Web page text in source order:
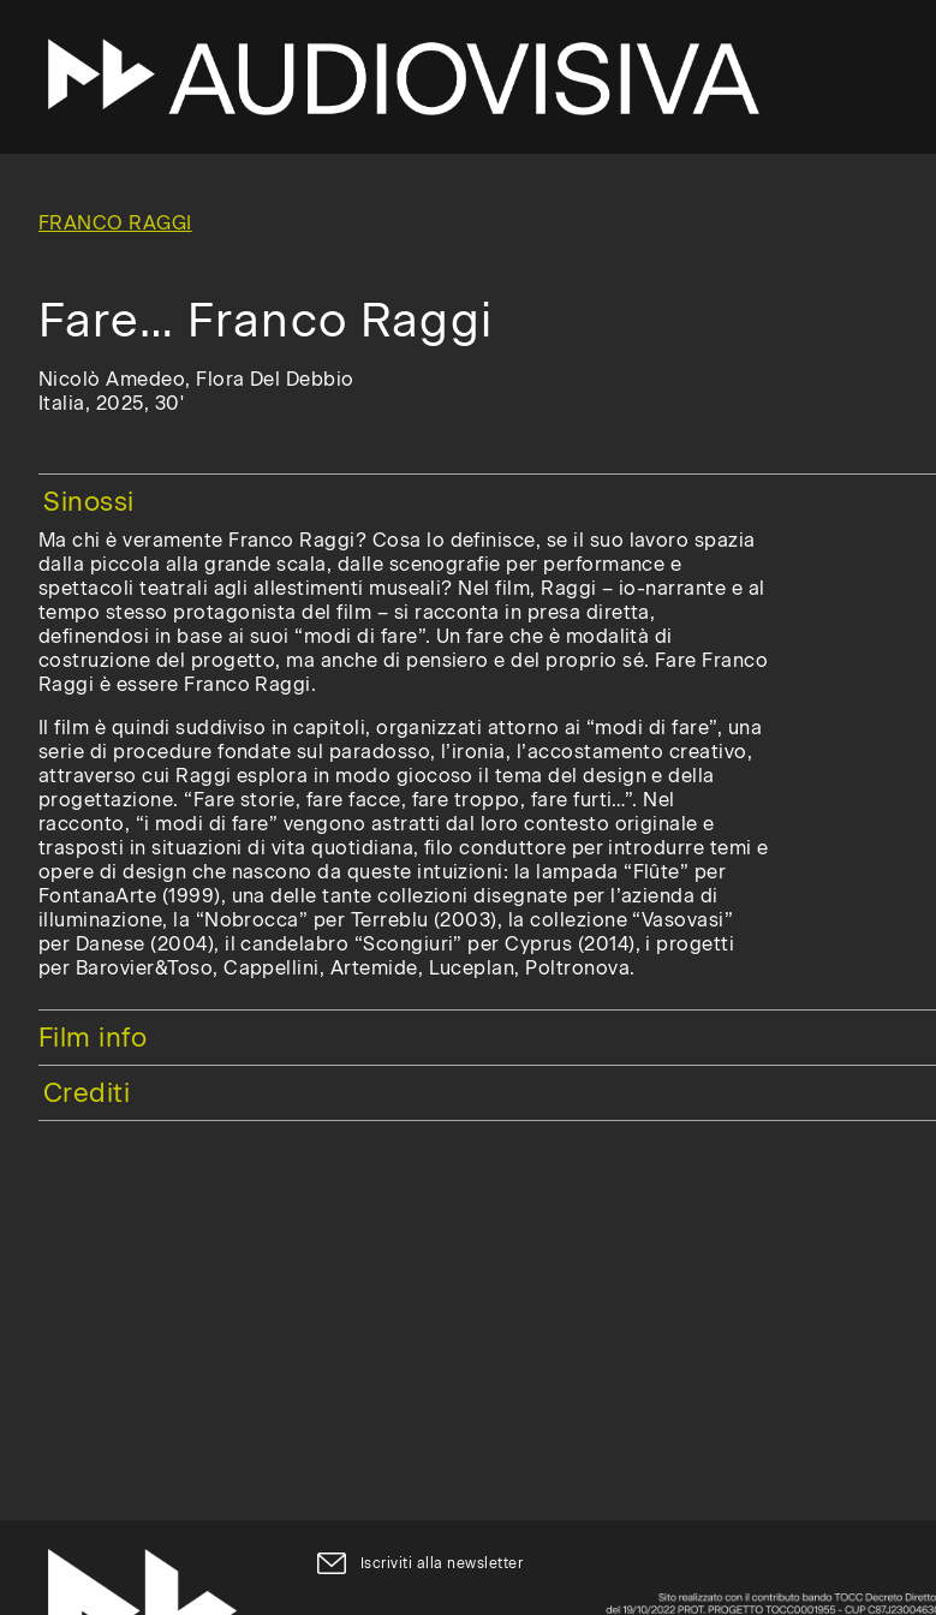
main
navigation
FRANCO RAGGI
Fare… Franco Raggi
Nicolò Amedeo, Flora Del Debbio
Italia, 2025, 30'
Ma chi è veramente Franco Raggi? Cosa lo definisce, se il suo lavoro spazia
dalla piccola alla grande scala, dalle scenografie per performance e
spettacoli teatrali agli allestimenti museali? Nel film, Raggi – io-narrante e al
tempo stesso protagonista del film – si racconta in presa diretta,
definendosi in base ai suoi “modi di fare”. Un fare che è modalità di
costruzione del progetto, ma anche di pensiero e del proprio sé. Fare Franco
Raggi è essere Franco Raggi.
Il film è quindi suddiviso in capitoli, organizzati attorno ai “modi di fare”, una
serie di procedure fondate sul paradosso, l’ironia, l’accostamento creativo,
attraverso cui Raggi esplora in modo giocoso il tema del design e della
progettazione. “Fare storie, fare facce, fare troppo, fare furti…”. Nel
racconto, “i modi di fare” vengono astratti dal loro contesto originale e
trasposti in situazioni di vita quotidiana, filo conduttore per introdurre temi e
opere di design che nascono da queste intuizioni: la lampada “Flûte” per
FontanaArte (1999), una delle tante collezioni disegnate per l’azienda di
illuminazione, la “Nobrocca” per Terreblu (2003), la collezione “Vasovasi”
per Danese (2004), il candelabro “Scongiuri” per Cyprus (2014), i progetti
per Barovier&Toso, Cappellini, Artemide, Luceplan, Poltronova.
Nascondi
Film info
Iscriviti alla newsletter